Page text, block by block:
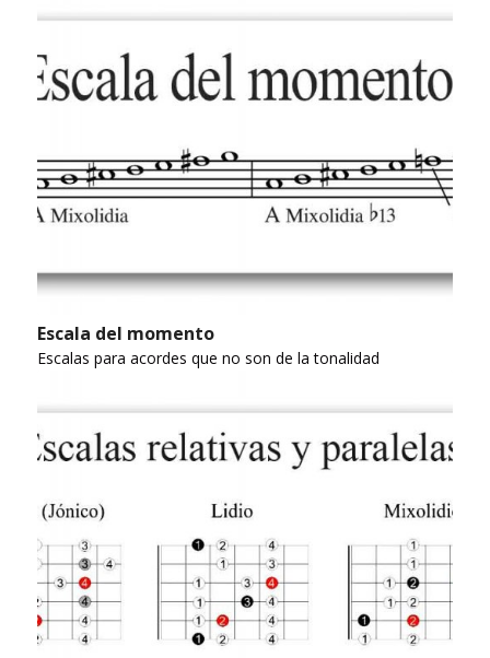
Escala del momento
Escalas para acordes que no son de la tonalidad